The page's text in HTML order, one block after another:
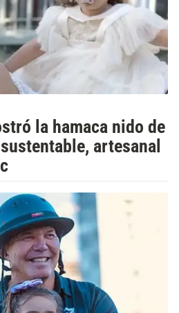
la hamaca nido de
artesanal